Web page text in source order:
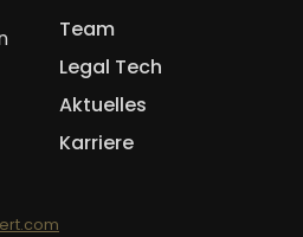
Team
Legal Tech
Aktuelles
Karriere